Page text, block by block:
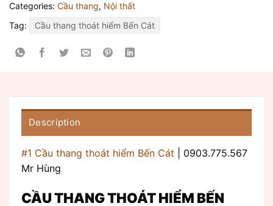
Categories: Cầu thang, Nội thất
Tag:
Cầu thang thoát hiểm Bến Cát
Description
#1 Cầu thang thoát hiểm Bến Cát | 0903.775.567
Mr Hùng
CẦU THANG THOÁT HIỂM BẾN